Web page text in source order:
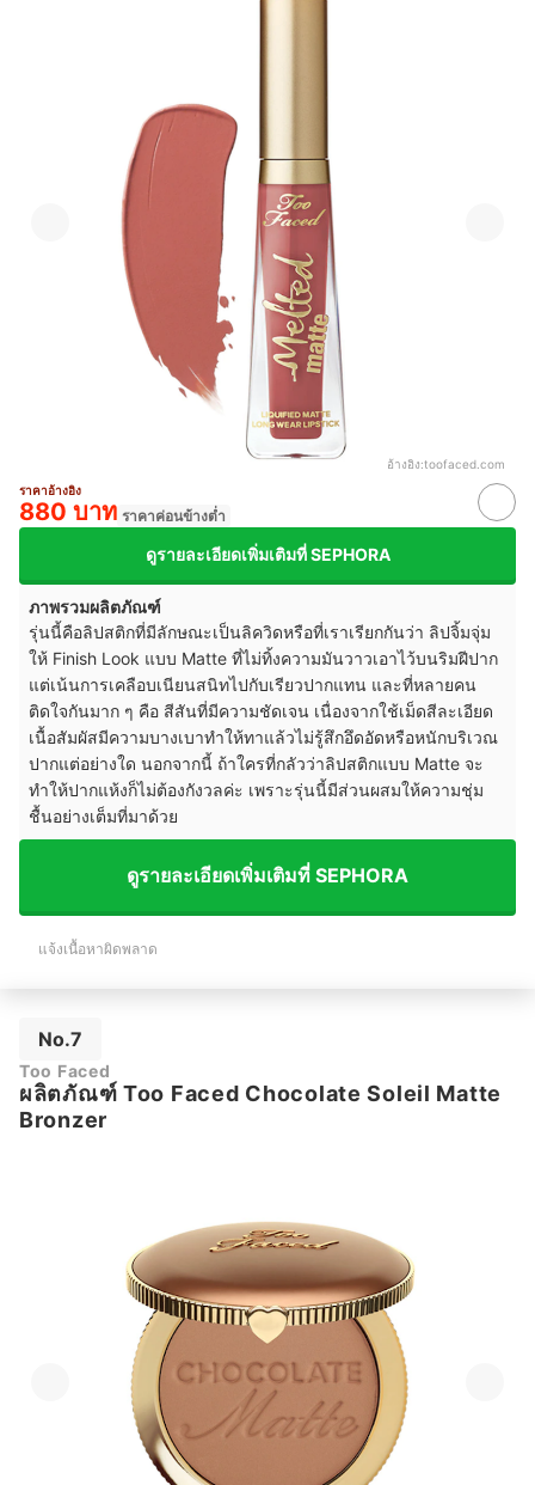
อ้างอิง:toofaced.com
ราคาอ้างอิง
880 บาท ราคาค่อนข้างต่ำ
ดูรายละเอียดเพิ่มเติมที่ SEPHORA
ภาพรวมผลิตภัณฑ์
รุ่นนี้คือลิปสติกที่มีลักษณะเป็นลิควิดหรือที่เราเรียกกันว่า ลิปจิ้มจุ่ม
ให้ Finish Look แบบ Matte ที่ไม่ทิ้งความมันวาวเอาไว้บนริมฝีปาก
แต่เน้นการเคลือบเนียนสนิทไปกับเรียวปากแทน และที่หลายคน
ติดใจกันมาก ๆ คือ สีสันที่มีความชัดเจน เนื่องจากใช้เม็ดสีละเอียด
เนื้อสัมผัสมีความบางเบาทำให้ทาแล้วไม่รู้สึกอึดอัดหรือหนักบริเวณ
ปากแต่อย่างใด นอกจากนี้ ถ้าใครที่กลัวว่าลิปสติกแบบ Matte จะ
ทำให้ปากแห้งก็ไม่ต้องกังวลค่ะ เพราะรุ่นนี้มีส่วนผสมให้ความชุ่ม
ชื้นอย่างเต็มที่มาด้วย
ดูรายละเอียดเพิ่มเติมที่ SEPHORA
แจ้งเนื้อหาผิดพลาด
No.7
Too Faced
ผลิตภัณฑ์ Too Faced Chocolate Soleil Matte
Bronzer